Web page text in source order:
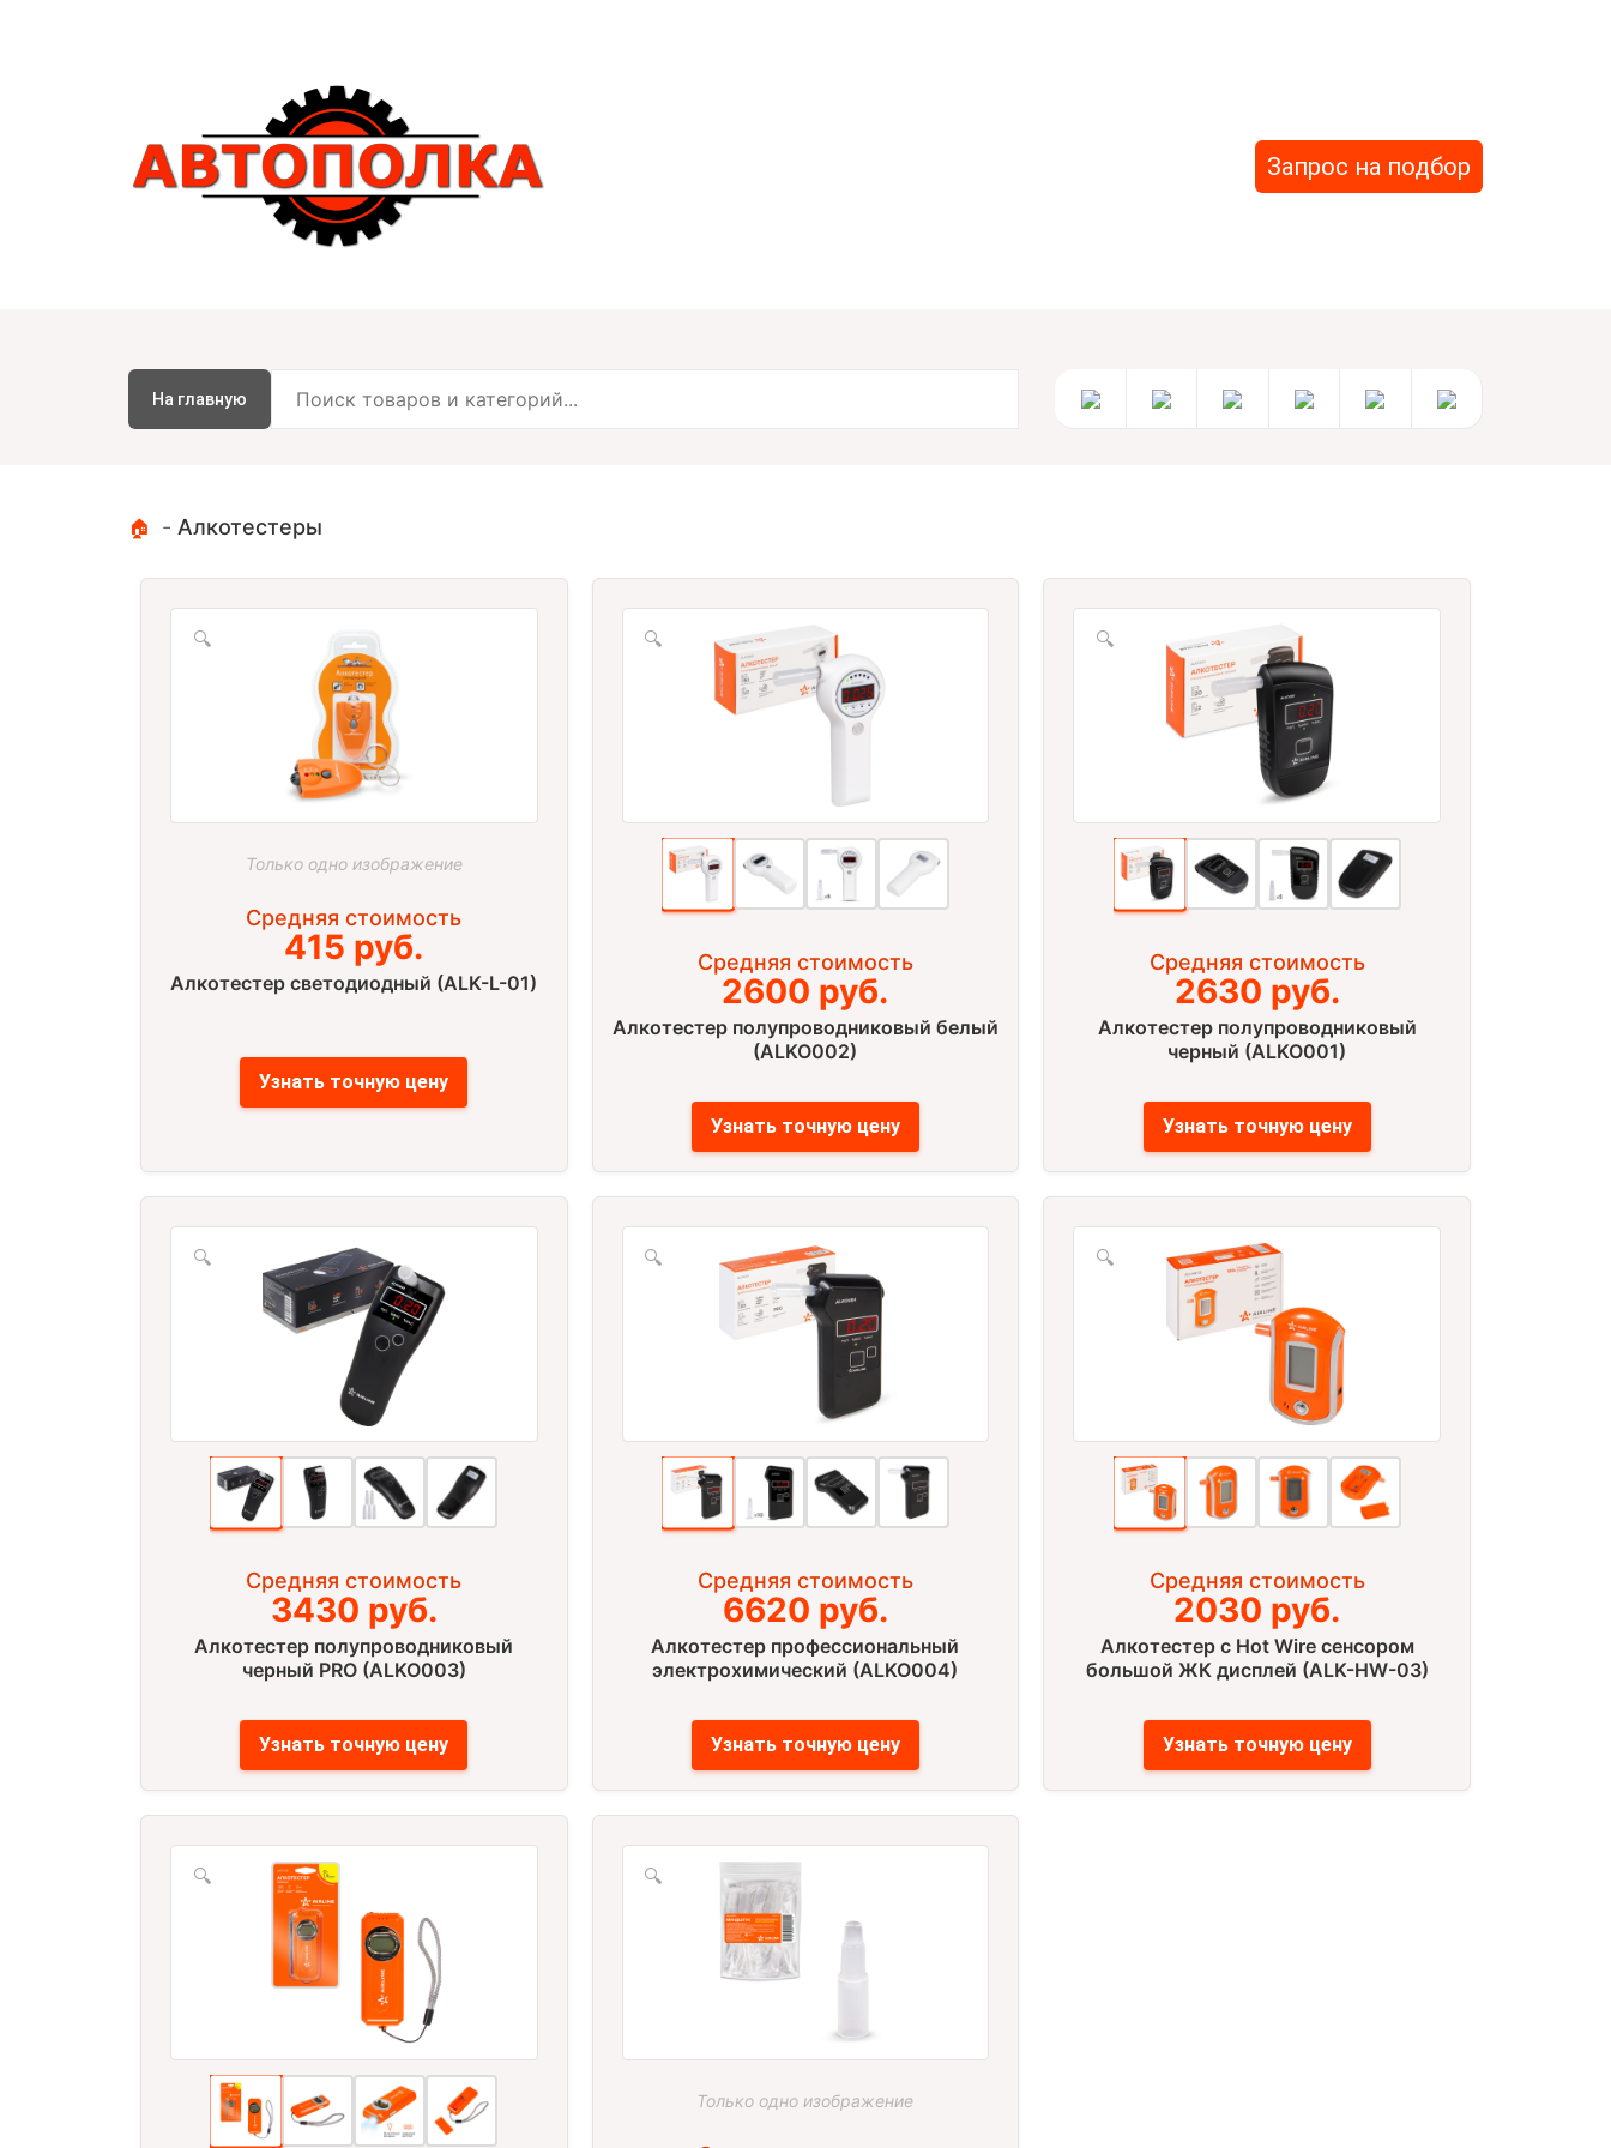
Запрос на подбор
На главную
🏠 - Алкотестеры
🔍
Только одно изображение
Средняя стоимость
415 руб.
Алкотестер cветодиодный (ALK-L-01)
Узнать точную цену
🔍
Средняя стоимость
2600 руб.
Алкотестер полупроводниковый белый
(ALKO002)
Узнать точную цену
🔍
Средняя стоимость
2630 руб.
Алкотестер полупроводниковый
черный (ALKO001)
Узнать точную цену
🔍
Средняя стоимость
3430 руб.
Алкотестер полупроводниковый
черный PRO (ALKO003)
Узнать точную цену
🔍
Средняя стоимость
6620 руб.
Алкотестер профессиональный
электрохимический (ALKO004)
Узнать точную цену
🔍
Средняя стоимость
2030 руб.
Алкотестер с Hot Wire сенсором
большой ЖК дисплей (ALK-HW-03)
Узнать точную цену
🔍 🔍
Только одно изображение